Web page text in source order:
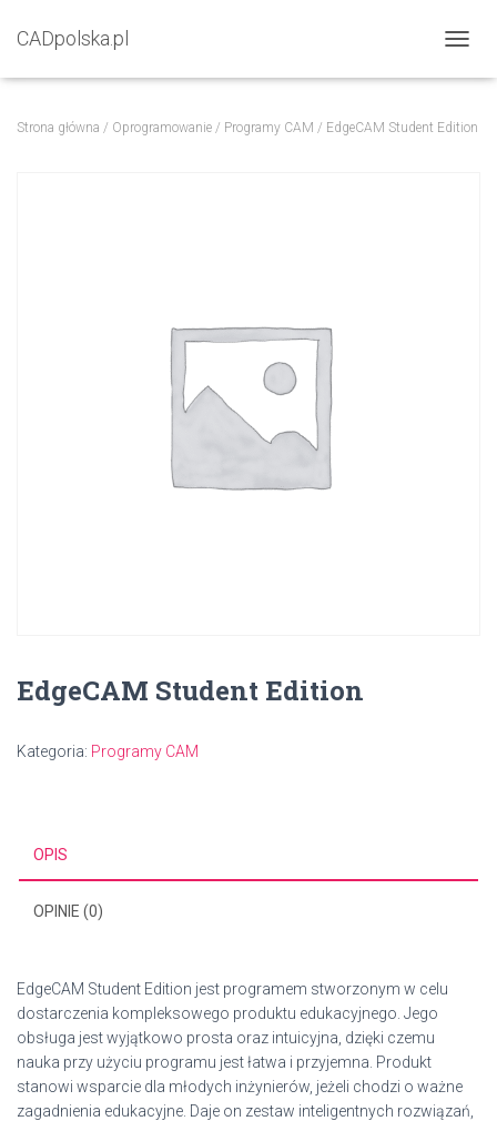
CADpolska.pl
R
E
Strona główna / Oprogramowanie / Programy CAM / EdgeCAM Student Edition
EdgeCAM Student Edition
Kategoria: Programy CAM
OPIS
OPINIE (0)
EdgeCAM Student Edition jest programem stworzonym w celu
dostarczenia kompleksowego produktu edukacyjnego. Jego
obsługa jest wyjątkowo prosta oraz intuicyjna, dzięki czemu
nauka przy użyciu programu jest łatwa i przyjemna. Produkt
stanowi wsparcie dla młodych inżynierów, jeżeli chodzi o ważne
zagadnienia edukacyjne. Daje on zestaw inteligentnych rozwiązań,